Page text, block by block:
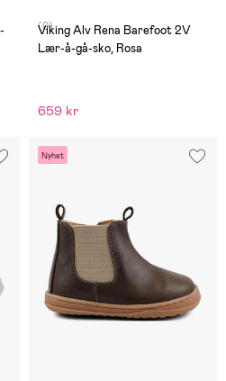
(0)
Viking Alv Rena Barefoot 2V
Lær-å-gå-sko, Rosa
659 kr
Nyhet